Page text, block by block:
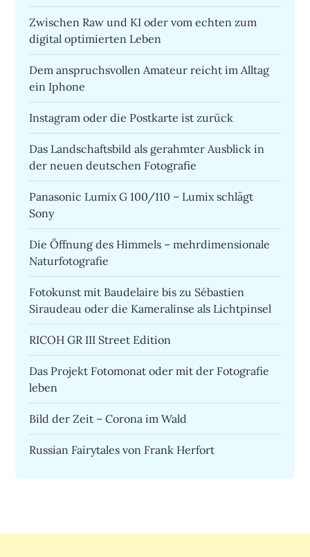
Zwischen Raw und KI oder vom echten zum
digital optimierten Leben
Dem anspruchsvollen Amateur reicht im Alltag
ein Iphone
Instagram oder die Postkarte ist zurück
Das Landschaftsbild als gerahmter Ausblick in
der neuen deutschen Fotografie
Panasonic Lumix G 100/110 – Lumix schlägt
Sony
Die Öffnung des Himmels – mehrdimensionale
Naturfotografie
Fotokunst mit Baudelaire bis zu Sébastien
Siraudeau oder die Kameralinse als Lichtpinsel
RICOH GR III Street Edition
Das Projekt Fotomonat oder mit der Fotografie
leben
Bild der Zeit – Corona im Wald
Russian Fairytales von Frank Herfort